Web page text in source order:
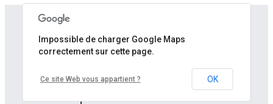
Impossible de charger Google Maps
correctement sur cette page.
Ce site Web vous appartient ? OK